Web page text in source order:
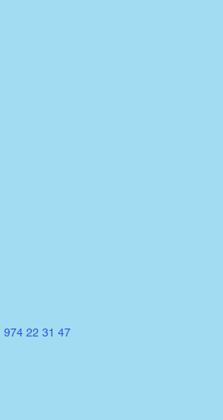
974 22 31 47